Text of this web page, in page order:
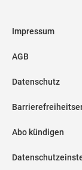
Impressum
AGB
Datenschutz
Abo kündigen